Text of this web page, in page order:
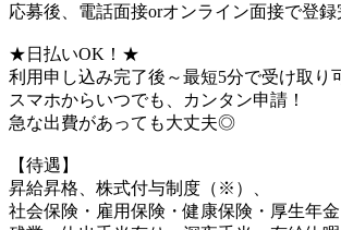
応募後、電話面接orオンライン面接で登
★日払いOK！★
利用申し込み完了後～最短5分で受け取り
スマホからいつでも、カンタン申請！
急な出費があっても大丈夫◎
【待遇】
昇給昇格、株式付与制度（※）、
社会保険・雇用保険・健康保険・厚生年金